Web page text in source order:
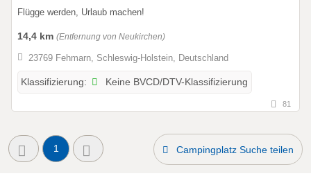
Flügge werden, Urlaub machen!
14,4 km (Entfernung von Neukirchen)
23769 Fehmarn, Schleswig-Holstein, Deutschland
Klassifizierung: Keine BVCD/DTV-Klassifizierung
81
1 Campingplatz Suche teilen